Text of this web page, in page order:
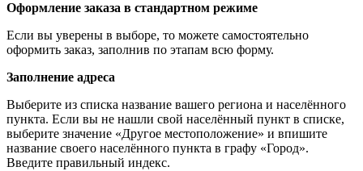
Оформление заказа в стандартном режиме
Если вы уверены в выборе, то можете самостоятельно
оформить заказ, заполнив по этапам всю форму.
Заполнение адреса
Выберите из списка название вашего региона и населённого
пункта. Если вы не нашли свой населённый пункт в списке,
выберите значение «Другое местоположение» и впишите
название своего населённого пункта в графу «Город».
Введите правильный индекс.